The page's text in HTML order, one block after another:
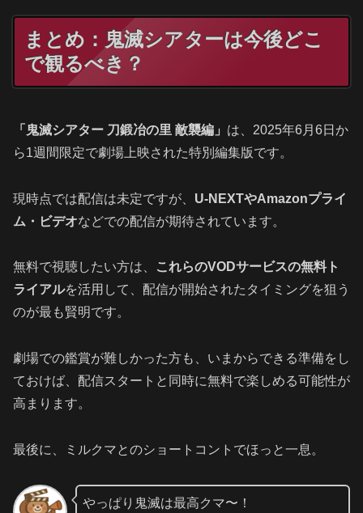
まとめ：鬼滅シアターは今後どこ
で観るべき？
「鬼滅シアター 刀鍛冶の里 敵襲編」 は、2025年6月6日か
ら1週間限定で劇場上映された特別編集版です。
現時点では配信は未定ですが、 U-NEXTやAmazonプライ
ム・ビデオなどでの配信が期待されています。
無料で視聴したい方は、
これらのVODサービスの無料ト
ライアルを活用して、配信が開始されたタイミングを狙う
のが最も賢明です。
劇場での鑑賞が難しかった方も、いまからできる準備をし
ておけば、配信スタートと同時に無料で楽しめる可能性が
高まります。
最後に、ミルクマとのショートコントでほっと一息。
やっぱり鬼滅は最高クマ〜！